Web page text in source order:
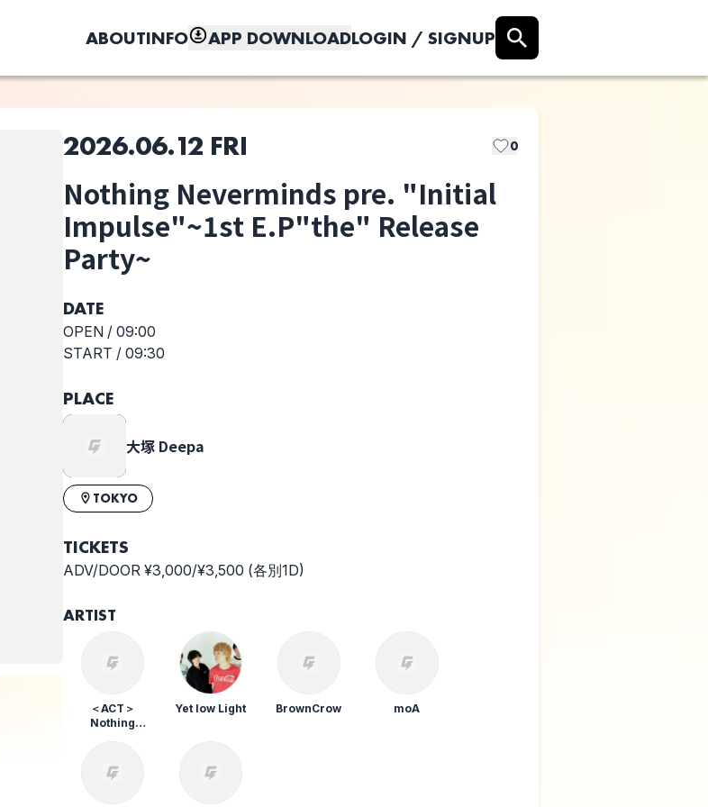
ABOUTINFO APP DOWNLOADLOGIN / SIGNUP
BrownCrow moA MAKOTONI
2026.06.12 FRI 0
Nothing Neverminds pre. "Initial
Impulse"~1st E.P"the" Release
Party~
DATE
OPEN / 09:00
START / 09:30
PLACE
大塚 Deepa
TOKYO
TICKETS
ADV/DOOR ¥3,000/¥3,500 (各別1D)
ARTIST
＜ACT＞
Nothing
Yet low Light BrownCrow moA
このライブの取り置きは終了しました